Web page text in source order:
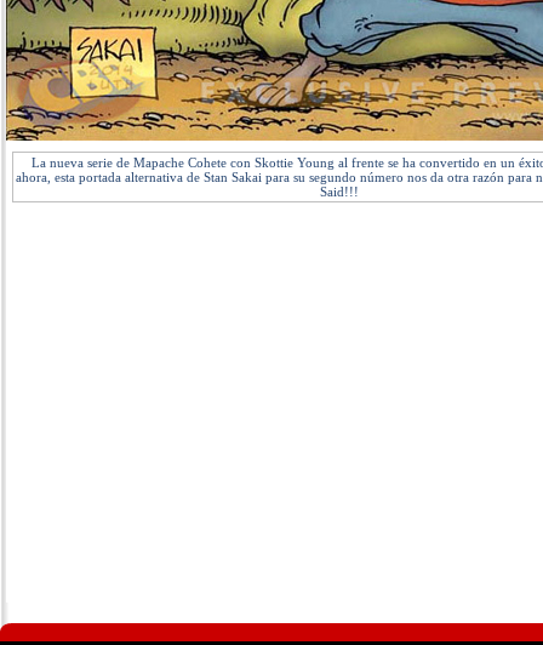
La nueva serie de Mapache Cohete con Skottie Young al frente se ha convertido en un
ahora, esta portada alternativa de Stan Sakai para su segundo número nos da otra razón para
Said!!!